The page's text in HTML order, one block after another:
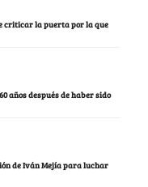
criticar la puerta por la que
años después de haber sido
de Iván Mejía para luchar